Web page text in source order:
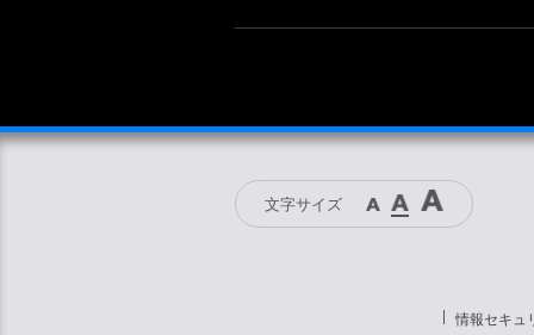
文字サイズ
情報セキュ